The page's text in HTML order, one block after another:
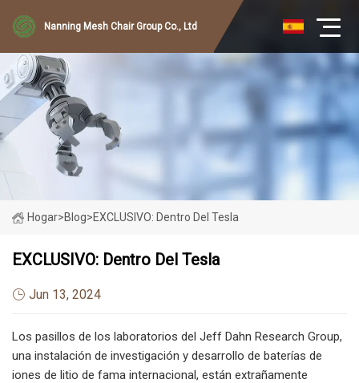
Nanning Mesh Chair Group Co., Ltd
Hogar>Blog>EXCLUSIVO: Dentro Del Tesla
EXCLUSIVO: Dentro Del Tesla
Jun 13, 2024
Los pasillos de los laboratorios del Jeff Dahn Research Group,
una instalación de investigación y desarrollo de baterías de
iones de litio de fama internacional, están extrañamente